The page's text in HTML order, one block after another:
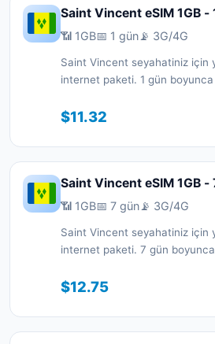
Saint Vincent eSIM 1GB -
📶 1GB📅 1 gün📡 3G/4G
Saint Vincent seyahatiniz için
internet paketi. 1 gün boyunca
$11.32
Saint Vincent eSIM 1GB -
📶 1GB📅 7 gün📡 3G/4G
Saint Vincent seyahatiniz için
internet paketi. 7 gün
$12.75